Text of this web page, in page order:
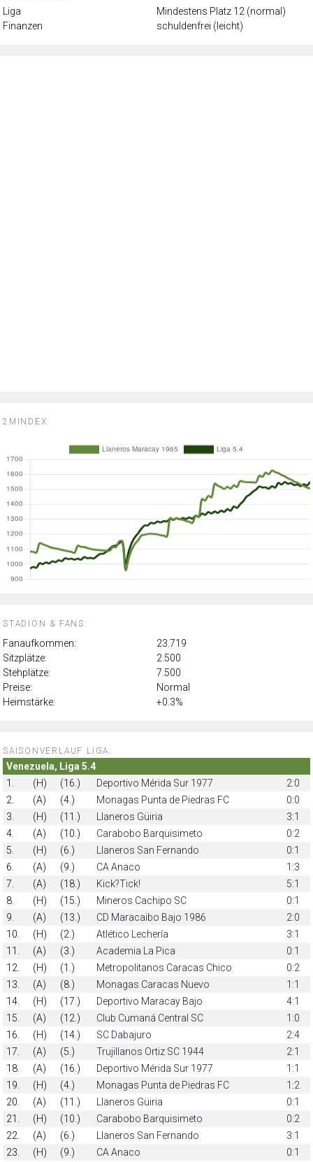
Liga
Mindestens Platz 12 (normal)
Finanzen
schuldenfrei (leicht)
2MINDEX:
STADION & FANS:
Fanaufkommen:
23.719
Sitzplätze:
2.500
Stehplätze:
7.500
Preise:
Normal
Heimstärke:
+0.3%
SAISONVERLAUF LIGA:
Venezuela, Liga 5.4
1.
(H) (16.) Deportivo Mérida Sur 1977
2:0
2.
(A) (4.) Monagas Punta de Piedras FC
0:0
3.
(H) (11.) Llaneros Güiria
3:1
4.
(A) (10.) Carabobo Barquisimeto
0:2
5.
(H) (6.) Llaneros San Fernando
0:1
6.
(A) (9.) CA Anaco
1:3
7.
(A) (18.) Kick?Tick!
5:1
8.
(H) (15.) Mineros Cachipo SC
0:1
9.
(A) (13.) CD Maracaibo Bajo 1986
2:0
10.
(H) (2.) Atlético Lechería
3:1
11.
(A) (3.) Academia La Pica
0:1
12.
(H) (1.) Metropolitanos Caracas Chico
0:2
13.
(A) (8.) Monagas Caracas Nuevo
1:1
14.
(H) (17.) Deportivo Maracay Bajo
4:1
15.
(A) (12.) Club Cumaná Central SC
1:0
16.
(H) (14.) SC Dabajuro
2:4
17.
(A) (5.) Trujillanos Ortiz SC 1944
2:1
18.
(A) (16.) Deportivo Mérida Sur 1977
1:1
19.
(H) (4.) Monagas Punta de Piedras FC
1:2
20.
(A) (11.) Llaneros Güiria
0:1
21.
(H) (10.) Carabobo Barquisimeto
0:2
22.
(A) (6.) Llaneros San Fernando
3:1
23.
(H) (9.) CA Anaco
0:1